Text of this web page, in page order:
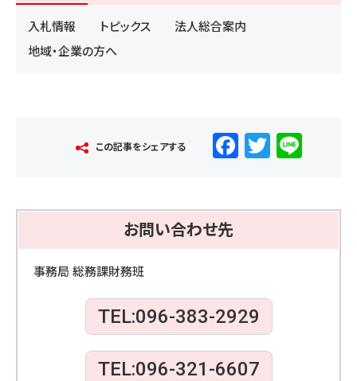
入札情報 トピックス
法人総合案内
地域・企業の方へ
この記事をシェアする
F
e
b
o
k
T
er
お問い合わせ先
事務局 総務課財務班
TEL:096-383-2929
TEL:096-321-6607